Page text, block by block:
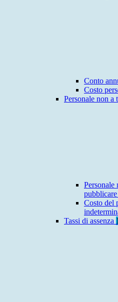
Conto
Costo
Personale non a
Personale
Costo del
Tassi di assenza